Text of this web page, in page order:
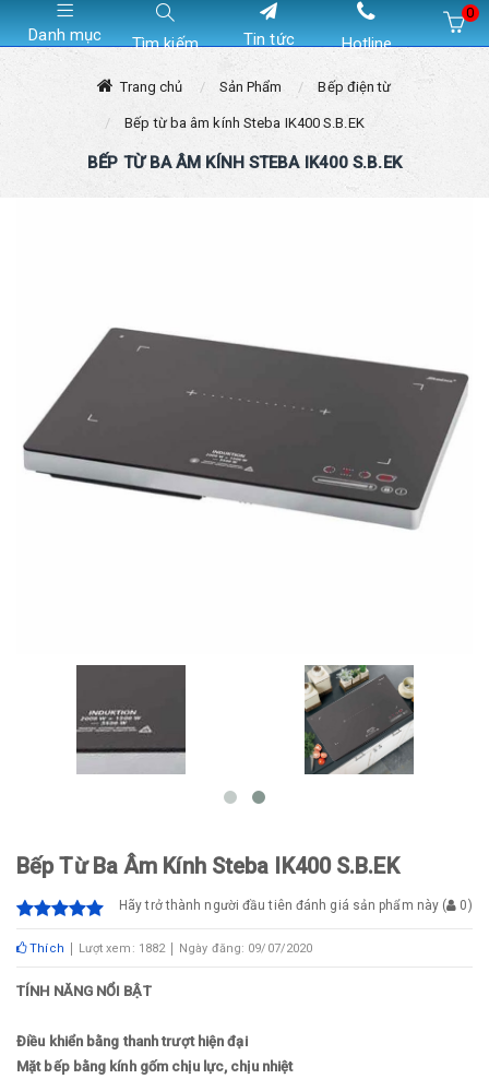
Danh mục Tìm kiếm Tin tức Hotline
0
Trang chủ Sản Phẩm Bếp điện từ
Bếp từ ba âm kính Steba IK400 S.B.EK
BẾP TỪ BA ÂM KÍNH STEBA IK400 S.B.EK
Bếp Từ Ba Âm Kính Steba IK400 S.B.EK
Hãy trở thành người đầu tiên đánh giá sản phẩm này ( 0)
Thích Lượt xem: 1882 Ngày đăng: 09/07/2020
TÍNH NĂNG NỔI BẬT
Điều khiển bằng thanh trượt hiện đại
Mặt bếp bằng kính gốm chịu lực, chịu nhiệt